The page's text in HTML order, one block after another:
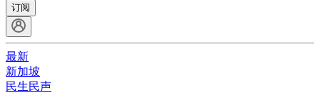
订阅
最新
新加坡
民生民声